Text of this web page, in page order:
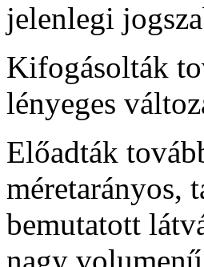
jelenlegi
Kifogásolták
lényeges
Előadták
méretarányos,
bemutatott